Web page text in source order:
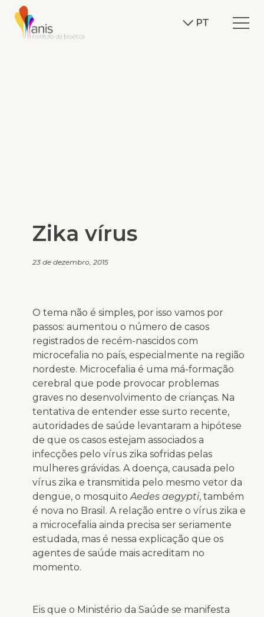
PT
Zika vírus
23 de dezembro, 2015
O tema não é simples, por isso vamos por
passos: aumentou o número de casos
registrados de recém-nascidos com
microcefalia no país, especialmente na região
nordeste. Microcefalia é uma má-formação
cerebral que pode provocar problemas
graves no desenvolvimento de crianças. Na
tentativa de entender esse surto recente,
autoridades de saúde levantaram a hipótese
de que os casos estejam associados a
infecções pelo vírus zika sofridas pelas
mulheres grávidas. A doença, causada pelo
vírus zika e transmitida pelo mesmo vetor da
dengue, o mosquito Aedes aegypti, também
é nova no Brasil. A relação entre o vírus zika e
a microcefalia ainda precisa ser seriamente
estudada, mas é nessa explicação que os
agentes de saúde mais acreditam no
momento.
Eis que o Ministério da Saúde se manifesta